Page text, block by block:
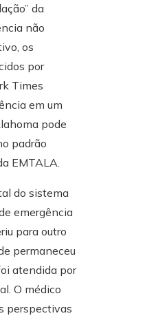
da
não
os
por
Times
em um
pode
padrão
EMTALA.
do sistema
emergência
para outro
permaneceu
atendida por
O médico
perspectivas